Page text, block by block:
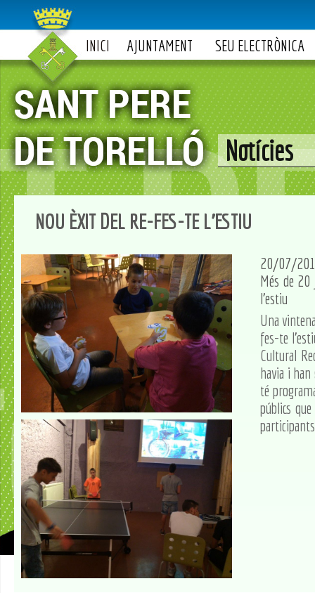
INICI AJUNTAMENT SEU ELECTRÒNICA
Notícies
NOU ÈXIT DEL RE-FES-TE L'ESTIU
20/07/
Més de
l'estiu
Una
fes-te
Cultural
havia i
té
públics